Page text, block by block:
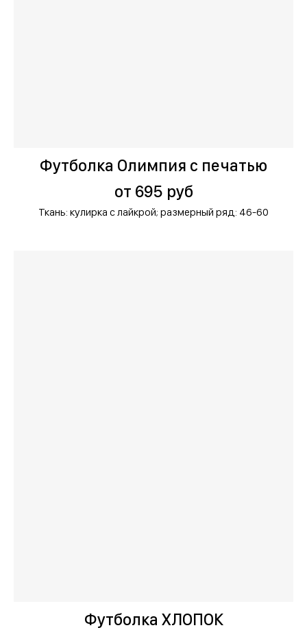
Футболка Олимпия с печатью
от 695 руб
Ткань: кулирка с лайкрой; размерный ряд: 46-60
Футболка ХЛОПОК